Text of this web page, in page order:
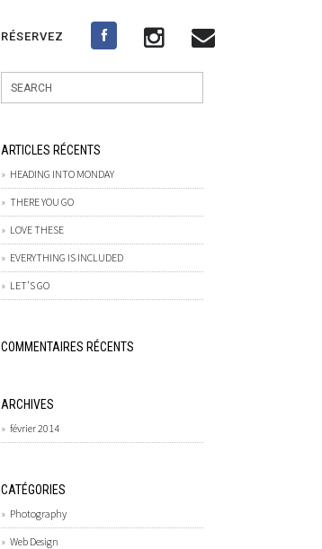
RÉSERVEZ
ARTICLES RÉCENTS
HEADING INTO MONDAY
THERE YOU GO
LOVE THESE
EVERYTHING IS INCLUDED
LET’S GO
COMMENTAIRES RÉCENTS
ARCHIVES
février 2014
CATÉGORIES
Photography
Web Design